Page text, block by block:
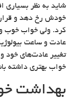
شاید به نظر بسیاری
خودش رخ دهد و
کرد. ولی خواب خوب و
عادت و ساعت
تغییر عادت‌های خود
خواب بهتری داشته
بهداشت